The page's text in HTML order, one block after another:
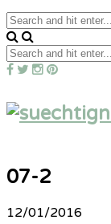
07-2
12/01/2016